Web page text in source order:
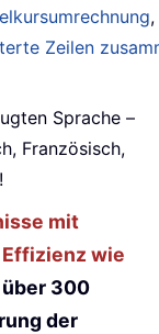
Zeilen
Sprache –
Französisch,
mit
wie
300
der